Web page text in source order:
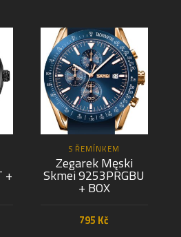
+
S ŘEMÍNKEM
Zegarek Męski
Skmei 9253PRGBU
+ BOX
795 Kč